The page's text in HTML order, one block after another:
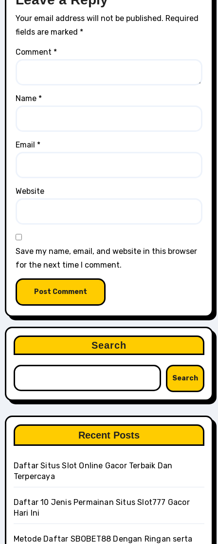
Your email address will not be published. Required
fields are marked *
Comment *
Name *
Email *
Website
Save my name, email, and website in this browser
for the next time I comment.
Search
Search
Recent Posts
Daftar Situs Slot Online Gacor Terbaik Dan
Terpercaya
Daftar 10 Jenis Permainan Situs Slot777 Gacor
Hari Ini
Metode Daftar SBOBET88 Dengan Ringan serta